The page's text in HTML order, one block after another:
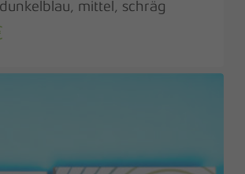
dunkelblau, mittel, schräg